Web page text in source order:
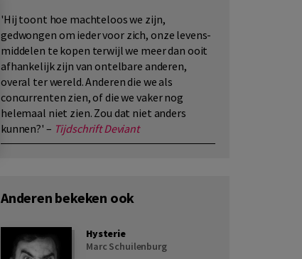
'Hij toont hoe machteloos we zijn,
gedwongen om ieder voor zich, onze levens-
middelen te kopen terwijl we meer dan ooit
afhankelijk zijn van ontelbare anderen,
overal ter wereld. Anderen die we als
concurrenten zien, of die we vaker nog
helemaal niet zien. Zou dat niet anders
kunnen?' – Tijdschrift Deviant
Anderen bekeken ook
Hysterie
Marc Schuilenburg